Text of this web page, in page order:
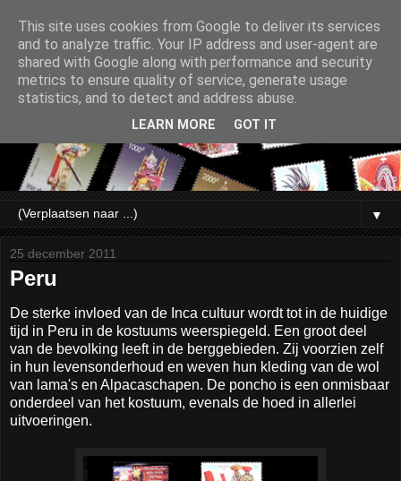
▼
25 december 2011
Peru
De sterke invloed van de Inca cultuur wordt tot in de huidige
tijd in Peru in de kostuums weerspiegeld. Een groot deel
van de bevolking leeft in de berggebieden. Zij voorzien zelf
in hun levensonderhoud en weven hun kleding van de wol
van lama's en Alpacaschapen. De poncho is een onmisbaar
onderdeel van het kostuum, evenals de hoed in allerlei
uitvoeringen.
This site uses cookies from Google to deliver its services
and to analyze traffic. Your IP address and user-agent are
shared with Google along with performance and security
metrics to ensure quality of service, generate usage
statistics, and to detect and address abuse.
LEARN MORE GOT IT